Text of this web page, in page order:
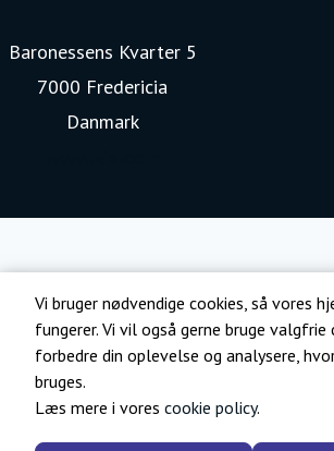
Vi bruger nødvendige cookies, så vores
fungerer. Vi vil også gerne bruge
forbedre din oplevelse og analysere,
bruges.
Læs mere i vores cookie policy.
Baronessens Kvarter 5
7000 Fredericia
Danmark